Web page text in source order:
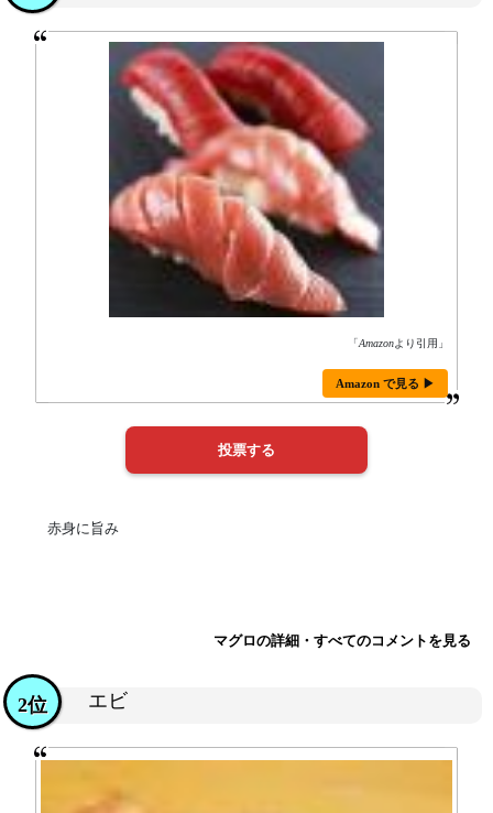
「Amazonより引用」
Amazon で見る ▶
赤身に旨み
マグロの詳細・すべてのコメントを見る
エビ
2位